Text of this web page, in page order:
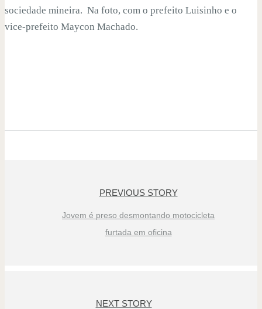
sociedade mineira. Na foto, com o prefeito Luisinho e o
vice-prefeito Maycon Machado.
PREVIOUS STORY
Jovem é preso desmontando motocicleta
furtada em oficina
NEXT STORY